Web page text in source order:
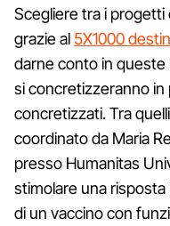
Scegliere tra i
grazie al 5X1000
darne conto in queste
si concretizzeranno in
concretizzati. Tra
coordinato da Maria
presso Humanitas
stimolare una risposta
di un vaccino con